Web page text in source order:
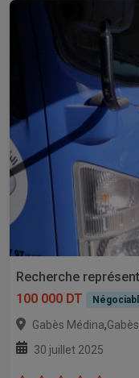
Recherche
100 000 DT
Gabès Médina,Gabès
30 juillet 2025